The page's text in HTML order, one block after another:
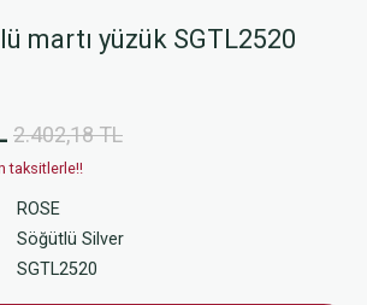
martı yüzük SGTL2520
2.402,18 TL
taksitlerle!!
ROSE
Söğütlü Silver
SGTL2520